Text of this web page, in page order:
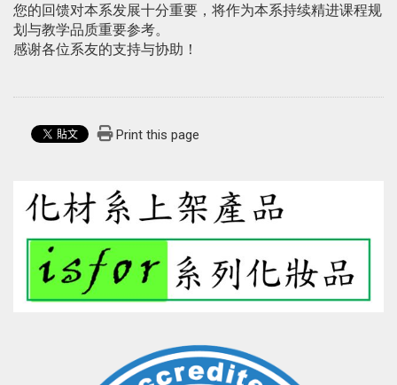
您的回馈对本系发展十分重要，将作为本系持续精进课程规
划与教学品质重要参考。
感谢各位系友的支持与协助！
Print this page